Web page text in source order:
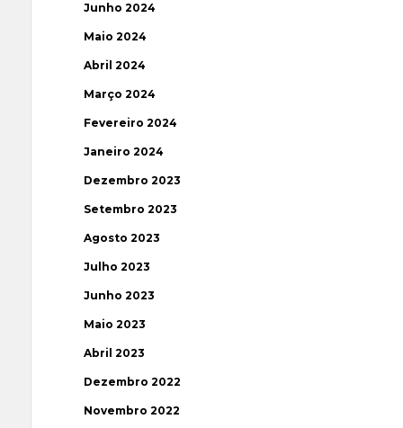
Junho 2024
Maio 2024
Abril 2024
Março 2024
Fevereiro 2024
Janeiro 2024
Dezembro 2023
Setembro 2023
Agosto 2023
Julho 2023
Junho 2023
Maio 2023
Abril 2023
Dezembro 2022
Novembro 2022